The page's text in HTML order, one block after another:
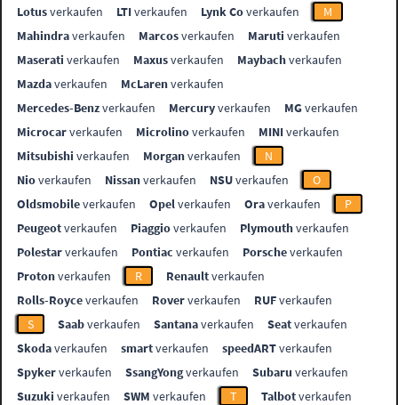
Lotusverkaufen LTIverkaufen Lynk Coverkaufen
M
Mahindraverkaufen Marcosverkaufen Maruti verkaufen
Maserati verkaufen Maxusverkaufen Maybachverkaufen
Mazdaverkaufen McLarenverkaufen
Mercedes-Benzverkaufen Mercuryverkaufen MGverkaufen
Microcarverkaufen Microlinoverkaufen MINIverkaufen
Mitsubishi verkaufen Morganverkaufen
N
Nioverkaufen Nissanverkaufen NSUverkaufen
O
Oldsmobileverkaufen Opelverkaufen Oraverkaufen
P
Peugeotverkaufen Piaggioverkaufen Plymouthverkaufen
Polestarverkaufen Pontiac verkaufen Porscheverkaufen
Protonverkaufen R Renaultverkaufen
Rolls-Royceverkaufen Roververkaufen RUFverkaufen
S
Saabverkaufen Santanaverkaufen Seatverkaufen
Skodaverkaufen smartverkaufen speedARTverkaufen
Spykerverkaufen SsangYongverkaufen Subaru verkaufen
Suzuki verkaufen SWM verkaufen T Talbotverkaufen